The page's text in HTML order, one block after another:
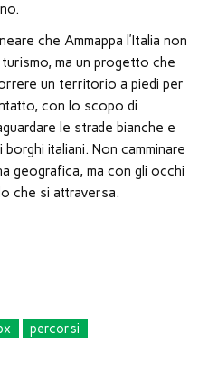
che Ammappa l’Italia non
ma un progetto che
un territorio a piedi per
con lo scopo di
le strade bianche e
italiani. Non camminare
geografica, ma con gli occhi
che si attraversa.
percorsi